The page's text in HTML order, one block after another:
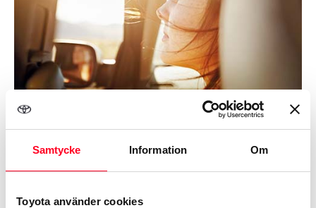
Samtycke Information Om
Toyota använder cookies
Befintliga fel på bilen